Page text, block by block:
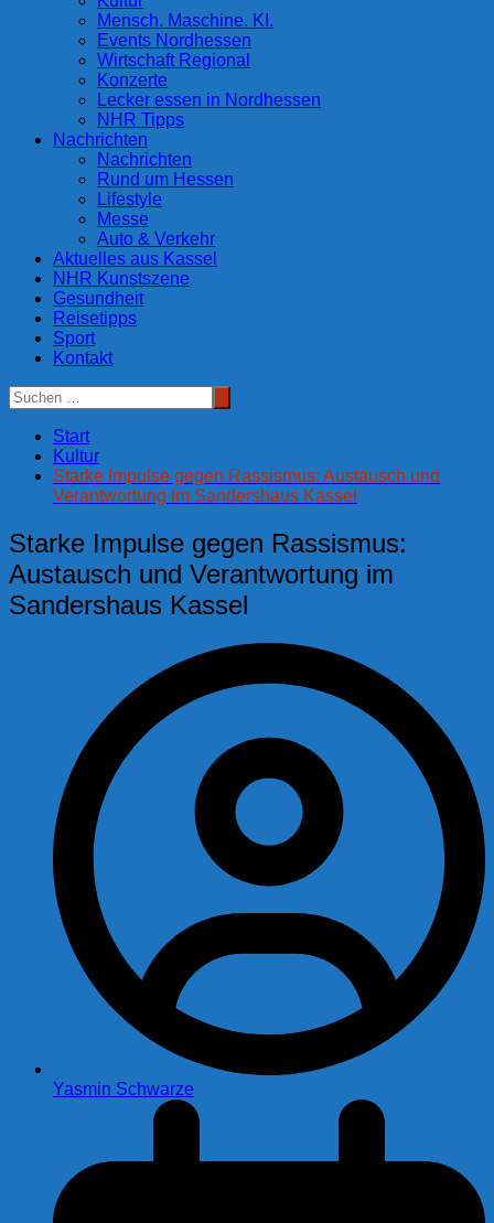
Mensch. Maschine. KI.
Events Nordhessen
Wirtschaft Regional
Konzerte
Lecker essen in Nordhessen
NHR Tipps
Nachrichten
Nachrichten
Rund um Hessen
Lifestyle
Messe
Auto & Verkehr
Aktuelles aus Kassel
NHR Kunstszene
Gesundheit
Reisetipps
Sport
Kontakt
Start
Kultur
Starke Impulse gegen Rassismus: Austausch und
Verantwortung im Sandershaus Kassel
Starke Impulse gegen Rassismus:
Austausch und Verantwortung im
Sandershaus Kassel
Yasmin Schwarze